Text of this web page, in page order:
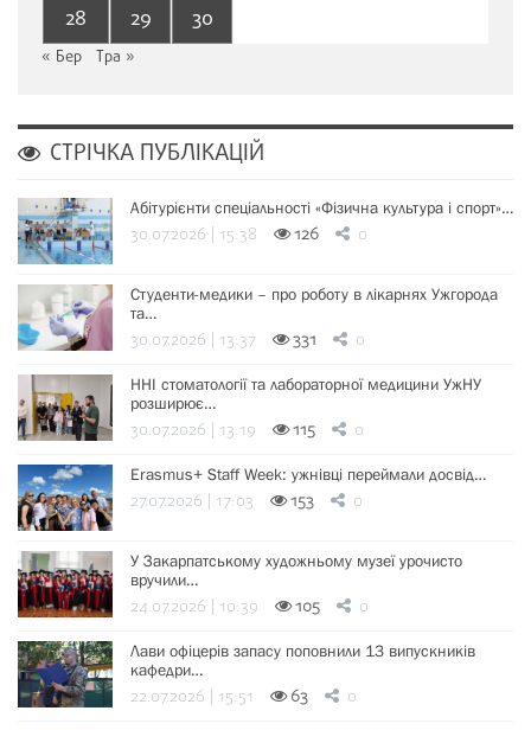
28 29 30
« Бер Тра »
СТРІЧКА ПУБЛІКАЦІЙ
Абітурієнти спеціальності «Фізична культура і спорт»…
30.07.2026 | 15:38 126 0
Студенти-медики – про роботу в лікарнях Ужгорода
та…
30.07.2026 | 13:37 331 0
ННІ стоматології та лабораторної медицини УжНУ
розширює…
30.07.2026 | 13:19 115 0
Erasmus+ Staff Week: ужнівці переймали досвід…
27.07.2026 | 17:03 153 0
У Закарпатському художньому музеї урочисто
вручили…
24.07.2026 | 10:39 105 0
Лави офіцерів запасу поповнили 13 випускників
кафедри…
22.07.2026 | 15:51 63 0